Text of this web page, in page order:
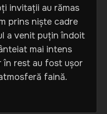
invitații au rămas
prins niște cadre
a venit puțin îndoit
mai intens
în rest au fost ușor
faină.